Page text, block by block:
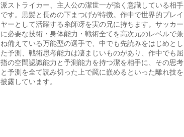
派ストライカー、主人公の潔世一が強く意識している相手
です。黒髪と長めの下まつげが特徴。作中で世界的プレイ
ヤーとして活躍する糸師冴を実の兄に持ちます。サッカー
に必要な技術・身体能力・戦術全てを高次元のレベルで兼
ね備えている万能型の選手で、中でも先読みをはじめとし
た予測、戦術思考能力は凄まじいものがあり、作中でも屈
指の空間認識能力と予測能力を持つ潔を相手に、その思考
と予測を全て読み切った上で罠に嵌めるといった離れ技を
披露しています。